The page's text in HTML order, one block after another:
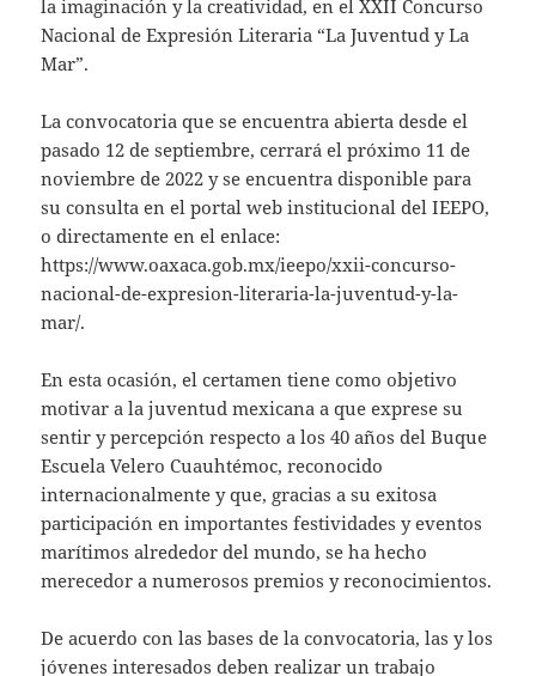
la imaginación y la creatividad, en el XXII Concurso
Nacional de Expresión Literaria “La Juventud y La
Mar”.
La convocatoria que se encuentra abierta desde el
pasado 12 de septiembre, cerrará el próximo 11 de
noviembre de 2022 y se encuentra disponible para
su consulta en el portal web institucional del IEEPO,
o directamente en el enlace:
https://www.oaxaca.gob.mx/ieepo/xxii-concurso-
nacional-de-expresion-literaria-la-juventud-y-la-
mar/.
En esta ocasión, el certamen tiene como objetivo
motivar a la juventud mexicana a que exprese su
sentir y percepción respecto a los 40 años del Buque
Escuela Velero Cuauhtémoc, reconocido
internacionalmente y que, gracias a su exitosa
participación en importantes festividades y eventos
marítimos alrededor del mundo, se ha hecho
merecedor a numerosos premios y reconocimientos.
De acuerdo con las bases de la convocatoria, las y los
jóvenes interesados deben realizar un trabajo